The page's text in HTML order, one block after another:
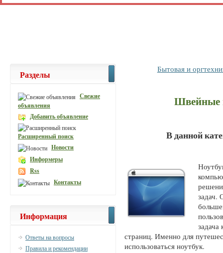
Бытовая и
Швейные
В данной
задач.
задача
страниц. Именно для
использоваться ноутбук.
Разделы
Свежие
объявления
Добавить объявление
Расширенный поиск
Новости
Информеры
Rss
Контакты
Информация
Ответы на вопросы
Правила и рекомендации